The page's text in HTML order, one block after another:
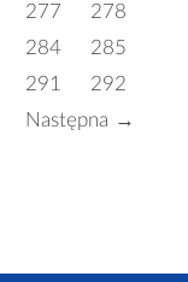
277
278
284
285
291
292
Następna →